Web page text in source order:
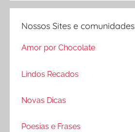
Nossos Sites e comunidades
Amor por Chocolate
Lindos Recados
Novas Dicas
Poesias e Frases